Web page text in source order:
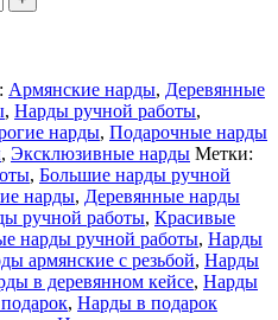
Армянские нарды, Деревянные
, Нарды ручной работы,
нарды, Подарочные нарды
, Эксклюзивные нарды Метки:
, Большие нарды ручной
нарды, Деревянные нарды
ручной работы, Красивые
нарды ручной работы, Нарды
армянские с резьбой, Нарды
в деревянном кейсе, Нарды
, Нарды в подарок